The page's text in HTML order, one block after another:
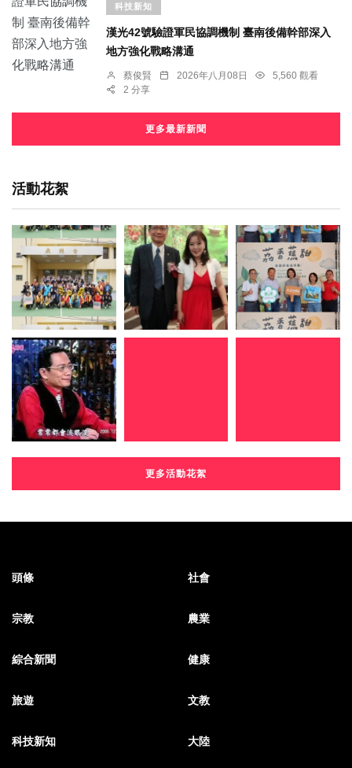
科技新知
漢光42號驗證軍民協調機制 臺南後備幹部深入
地方強化戰略溝通
蔡俊賢 2026年八月08日
5,560 觀看
2 分享
更多最新新聞
活動花絮
更多活動花絮
頭條 社會
宗教 農業
綜合新聞 健康
旅遊 文教
科技新知 大陸